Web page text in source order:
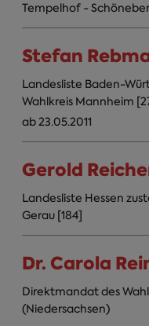
Tempelhof -
Stefan
Landesliste Baden-
Wahlkreis Mannheim
ab 23.05.2011
Gerold
Landesliste Hessen
Gerau [184]
Dr. Carola
Direktmandat des
(Niedersachsen)